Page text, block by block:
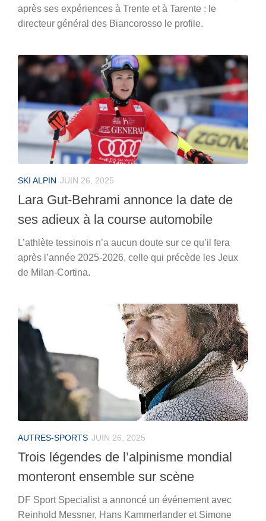
après ses expériences à Trente et à Tarente : le
directeur général des Biancorosso le profile.
SKI ALPIN JUIN 26, 2025
Lara Gut-Behrami annonce la date de
ses adieux à la course automobile
L’athlète tessinois n’a aucun doute sur ce qu’il fera
après l’année 2025-2026, celle qui précède les Jeux
de Milan-Cortina.
AUTRES-SPORTS JUIN 26, 2025
Trois légendes de l’alpinisme mondial
monteront ensemble sur scène
DF Sport Specialist a annoncé un événement avec
Reinhold Messner, Hans Kammerlander et Simone